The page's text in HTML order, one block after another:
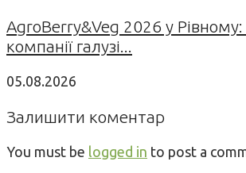
AgroBerry&Veg 2026 у Рівному:
компанії галузі...
05.08.2026
Залишити коментар
You must be logged in to post a